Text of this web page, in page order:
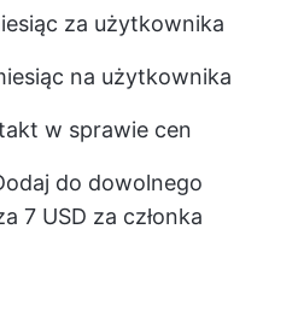
za użytkownika
na użytkownika
w sprawie cen
do dowolnego
7 USD za członka